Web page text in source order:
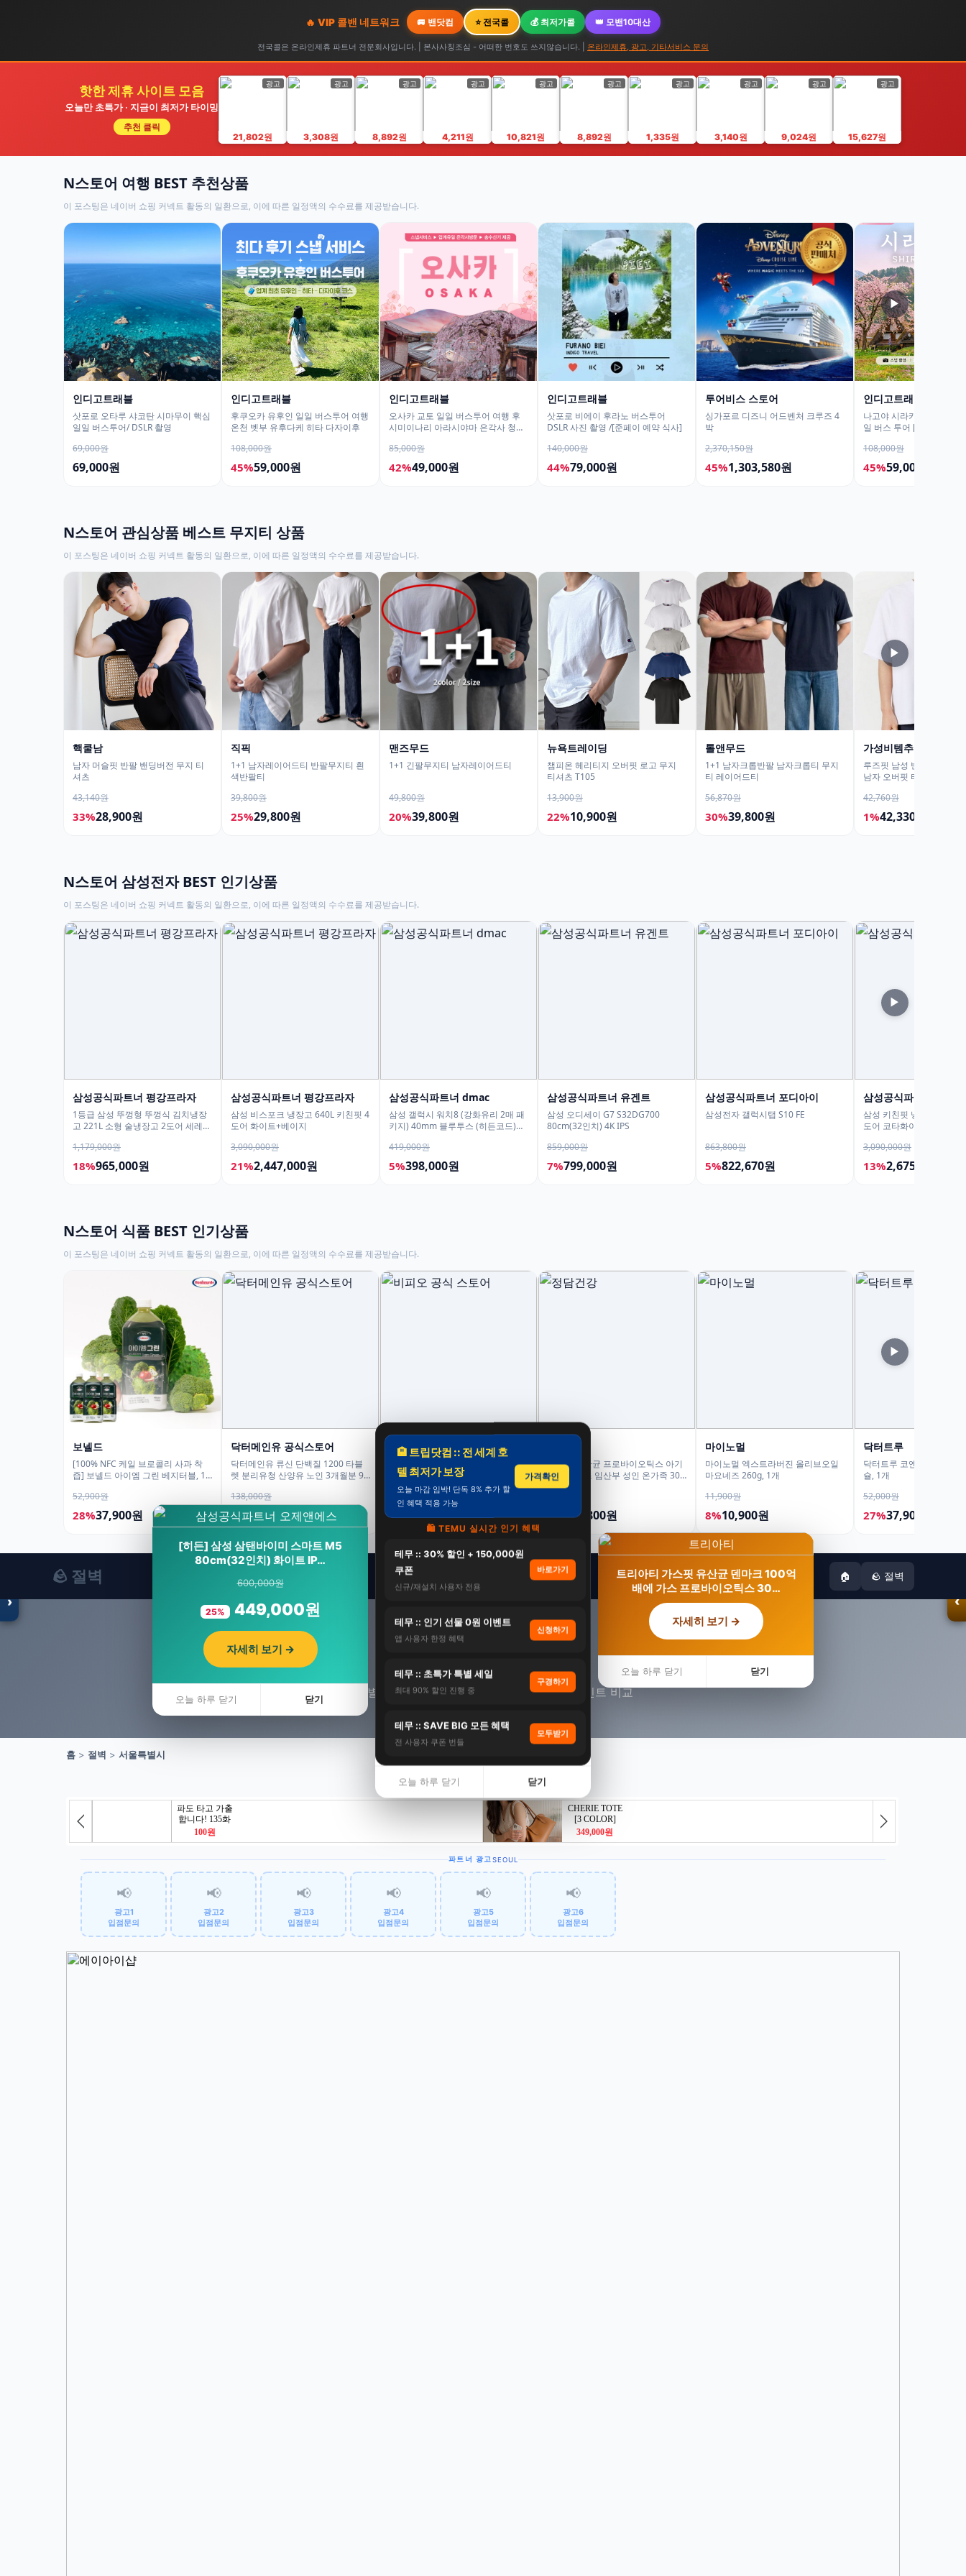
› ‹
🔥 VIP 콜밴 네트워크 🚐 밴닷컴 ⭐ 전국콜 💰 최저가콜 👑 모밴10대산
전국콜은 온라인제휴 파트너 전문회사입니다. | 본사사칭조심 - 어떠한 번호도 쓰지않습니다. | 온라인제휴, 광고, 기타서비스 문의
핫한 제휴 사이트 모음
오늘만 초특가 · 지금이 최저가 타이밍
추천 클릭
광고
21,802원
광고
3,308원
광고
8,892원
광고
4,211원
광고
10,821원
광고
8,892원
광고
1,335원
광고
3,140원
광고
9,024원
광고
15,627원
N스토어 여행 BEST 추천상품
이 포스팅은 네이버 쇼핑 커넥트 활동의 일환으로, 이에 따른 일정액의 수수료를 제공받습니다.
인디고트래블
삿포로 오타루 샤코탄 시마무이 핵심
일일 버스투어/ DSLR 촬영
69,000원
69,000원
인디고트래블
후쿠오카 유후인 일일 버스투어 여행
온천 벳부 유후다케 히타 다자이후
108,000원
45%59,000원
인디고트래블
오사카 교토 일일 버스투어 여행 후
시미이나리 아라시야마 은각사 청수
85,000원
42%49,000원
인디고트래블
삿포로 비에이 후라노 버스투어
DSLR 사진 촬영 /[준페이 예약 식사]
140,000원
44%79,000원
투어비스 스토어
싱가포르 디즈니 어드벤처 크루즈 4
박
2,370,150원
45%1,303,580원
인디고트래블
나고야 시라카와고 히다
일 버스 투어 [DSLR 사진
108,000원
45%59,000원
▶
N스토어 관심상품 베스트 무지티 상품
이 포스팅은 네이버 쇼핑 커넥트 활동의 일환으로, 이에 따른 일정액의 수수료를 제공받습니다.
핵쿨남
남자 머슬핏 반팔 밴딩버전 무지 티
셔츠
43,140원
33%28,900원
직픽
1+1 남자레이어드티 반팔무지티 흰
색반팔티
39,800원
25%29,800원
맨즈무드
1+1 긴팔무지티 남자레이어드티
49,800원
20%39,800원
뉴욕트레이딩
챔피온 헤리티지 오버핏 로고 무지
티셔츠 T105
13,900원
22%10,900원
톨앤무드
1+1 남자크롭반팔 남자크롭티 무지
티 레이어드티
56,870원
30%39,800원
가성비템추천 매장현
루즈핏 남성 반팔 티셔츠
남자 오버핏 티셔츠 무지
42,760원
1%42,330원
▶
N스토어 삼성전자 BEST 인기상품
이 포스팅은 네이버 쇼핑 커넥트 활동의 일환으로, 이에 따른 일정액의 수수료를 제공받습니다.
삼성공식파트너 평강프라자
1등급 삼성 뚜껑형 뚜껑식 김치냉장
고 221L 소형 술냉장고 2도어 세레네
1,179,000원
18%965,000원
삼성공식파트너 평강프라자
삼성 비스포크 냉장고 640L 키친핏 4
도어 화이트+베이지
3,090,000원
21%2,447,000원
삼성공식파트너 dmac
삼성 갤럭시 워치8 (강화유리 2매 패
키지) 40mm 블루투스 (히든코드)
419,000원
5%398,000원
삼성공식파트너 유겐트
삼성 오디세이 G7 S32DG700
80cm(32인치) 4K IPS
859,000원
7%799,000원
삼성공식파트너 포디아이
삼성전자 갤럭시탭 S10 FE
863,800원
5%822,670원
삼성공식파트너 평강
삼성 키친핏 냉장고 640L
도어 코타화이트
3,090,000원
13%2,675,000원
▶
N스토어 식품 BEST 인기상품
이 포스팅은 네이버 쇼핑 커넥트 활동의 일환으로, 이에 따른 일정액의 수수료를 제공받습니다.
보넬드
[100% NFC 케일 브로콜리 사과 착
즙] 보넬드 아이엠 그린 베지터블, 1L,
52,900원
28%37,900원
닥터메인유 공식스토어
닥터메인유 류신 단백질 1200 타블
렛 분리유청 산양유 노인 3개월분 90
138,000원
38%84,900원
비피오 공식 스토어
비피오 트루 100억 비피더스균 조여
정 비피더스유산균 30캡슐, 6개
240,000원
38%150,000원
락티젠 유산균 프로바이오틱스 아기
어린이 키즈 임산부 성인 온가족 30
포, 2개
30%58,800원
마이노멀
마이노멀 엑스트라버진 올리브오일
마요네즈 260g, 1개
11,900원
8%10,900원
닥터트루
닥터트루 코엔자임 Q10
슐, 1개
52,000원
27%37,900원
▶
🪨 절벽 🏠 🪨 절벽
서울특별시 제주 주상절리·부산 태종대 절벽 뷰포인트 비교
홈 > 절벽 > 서울특별시
파트너 광고SEOUL
📢
광고1
입점문의
📢
광고2
입점문의
📢
광고3
입점문의
📢
광고4
입점문의
📢
광고5
입점문의
📢
광고6
입점문의
🏨 트립닷컴 :: 전 세계 호
텔 최저가 보장
오늘 마감 임박! 단독 8% 추가 할
인 혜택 적용 가능
가격확인
🛍️ TEMU 실시간 인기 혜택
테무 :: 30% 할인 + 150,000원
쿠폰
신규/재설치 사용자 전용
바로가기
테무 :: 인기 선물 0원 이벤트
앱 사용자 한정 혜택
신청하기
테무 :: 초특가 특별 세일
최대 90% 할인 진행 중
구경하기
테무 :: SAVE BIG 모든 혜택
전 사용자 쿠폰 번들
모두받기
오늘 하루 닫기 닫기
트리아티 가스핏 유산균 덴마크 100억
배에 가스 프로바이오틱스 30…
자세히 보기 →
오늘 하루 닫기 닫기
[히든] 삼성 삼탠바이미 스마트 M5
80cm(32인치) 화이트 IP…
600,000원
25% 449,000원
자세히 보기 →
오늘 하루 닫기 닫기